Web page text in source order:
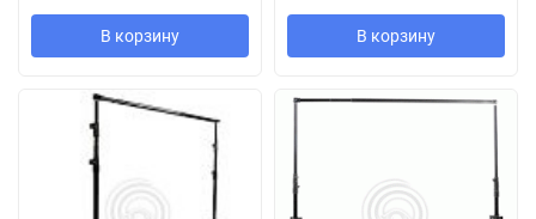
В корзину В корзину